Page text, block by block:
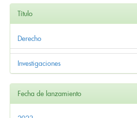
Título
Derecho
Investigaciones
Fecha de lanzamiento